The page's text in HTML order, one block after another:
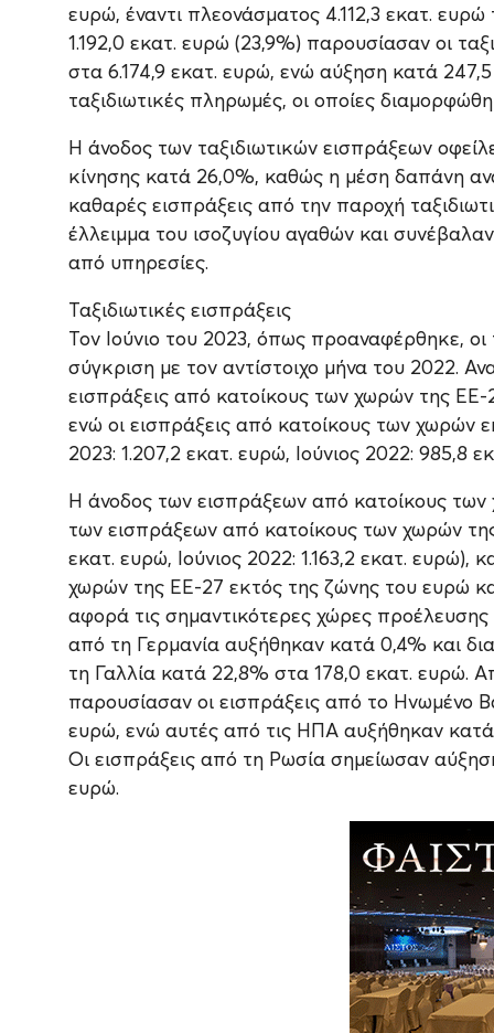
ευρώ, έναντι πλεονάσματος 4.112,3 εκατ.
1.192,0 εκατ. ευρώ (23,9%) παρουσίασαν οι
στα 6.174,9 εκατ. ευρώ, ενώ αύξηση κατά
ταξιδιωτικές πληρωμές, οι οποίες
Η άνοδος των ταξιδιωτικών εισπράξεων
κίνησης κατά 26,0%, καθώς η μέση δαπάνη
καθαρές εισπράξεις από την παροχή
έλλειμμα του ισοζυγίου αγαθών και
από υπηρεσίες.
Ταξιδιωτικές εισπράξεις
Τον Ιούνιο του 2023, όπως προαναφέρθηκε, οι
σύγκριση με τον αντίστοιχο μήνα του 2022.
εισπράξεις από κατοίκους των χωρών της
ενώ οι εισπράξεις από κατοίκους των χωρών
2023: 1.207,2 εκατ. ευρώ, Ιούνιος 2022: 985,8
Η άνοδος των εισπράξεων από κατοίκους
των εισπράξεων από κατοίκους των χωρών
εκατ. ευρώ, Ιούνιος 2022: 1.163,2 εκατ.
χωρών της ΕΕ-27 εκτός της ζώνης του ευρώ
αφορά τις σημαντικότερες χώρες
από τη Γερμανία αυξήθηκαν κατά 0,4% και
τη Γαλλία κατά 22,8% στα 178,0 εκατ. ευρώ.
παρουσίασαν οι εισπράξεις από το Ηνωμένο
ευρώ, ενώ αυτές από τις ΗΠΑ αυξήθηκαν
Οι εισπράξεις από τη Ρωσία σημείωσαν
ευρώ.